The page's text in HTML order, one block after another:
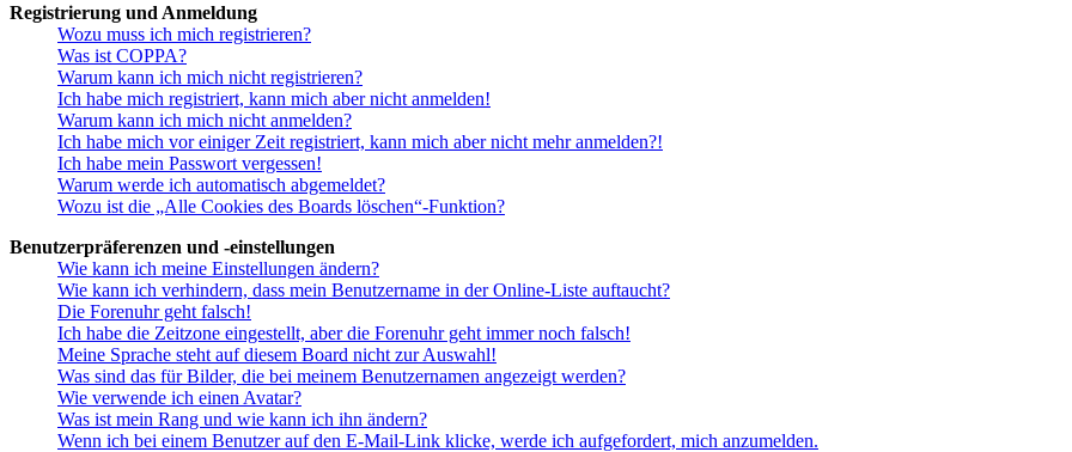
Registrierung und Anmeldung
Wozu muss ich mich registrieren?
Was ist COPPA?
Warum kann ich mich nicht registrieren?
Ich habe mich registriert, kann mich aber nicht anmelden!
Warum kann ich mich nicht anmelden?
Ich habe mich vor einiger Zeit registriert, kann mich aber nicht mehr anmelden?!
Ich habe mein Passwort vergessen!
Warum werde ich automatisch abgemeldet?
Wozu ist die „Alle Cookies des Boards löschen“-Funktion?
Benutzerpräferenzen und -einstellungen
Wie kann ich meine Einstellungen ändern?
Wie kann ich verhindern, dass mein Benutzername in der Online-Liste auftaucht?
Die Forenuhr geht falsch!
Ich habe die Zeitzone eingestellt, aber die Forenuhr geht immer noch falsch!
Meine Sprache steht auf diesem Board nicht zur Auswahl!
Was sind das für Bilder, die bei meinem Benutzernamen angezeigt werden?
Wie verwende ich einen Avatar?
Was ist mein Rang und wie kann ich ihn ändern?
Wenn ich bei einem Benutzer auf den E-Mail-Link klicke, werde ich aufgefordert, mich anzumelden.